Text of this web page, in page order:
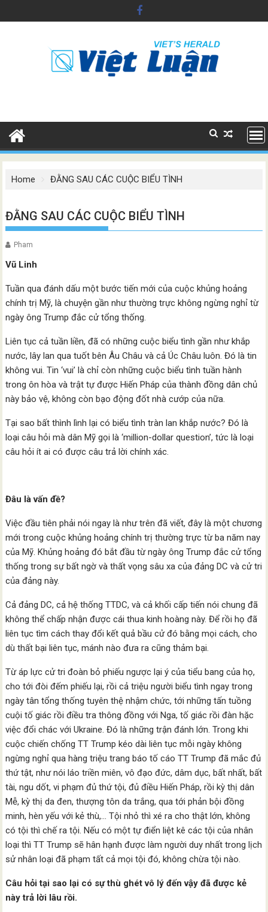
to
Home ĐẰNG SAU CÁC CUỘC BIỂU TÌNH
ĐẰNG SAU CÁC CUỘC BIỂU TÌNH
Pham
Vũ Linh
Tuần qua đánh dấu một bước tiến mới của cuộc khủng hoảng
chính trị Mỹ, là chuyện gần như thường trực không ngừng nghỉ từ
ngày ông Trump đắc cử tổng thống.
Liên tục cả tuần liền, đã có những cuộc biểu tình gần như khắp
nước, lây lan qua tuốt bên Âu Châu và cả Úc Châu luôn. Đó là tin
không vui. Tin ‘vui’ là chỉ còn những cuộc biểu tình tuần hành
trong ôn hòa và trật tự được Hiến Pháp của thành đồng dân chủ
này bảo vệ, không còn bạo động đốt nhà cướp của nữa.
Tại sao bất thình lình lại có biểu tình tràn lan khắp nước? Đó là
loại câu hỏi mà dân Mỹ gọi là ‘million-dollar question’, tức là loại
câu hỏi ít ai có được câu trả lời chính xác.
Đâu là vấn đề?
Việc đầu tiên phải nói ngay là như trên đã viết, đây là một chương
mới trong cuộc khủng hoảng chính trị thường trực từ ba năm nay
của Mỹ. Khủng hoảng đó bắt đầu từ ngày ông Trump đắc cử tổng
thống trong sự bất ngờ và thất vọng sâu xa của đảng DC và cử tri
của đảng này.
Cả đảng DC, cả hệ thống TTDC, và cả khối cấp tiến nói chung đã
không thể chấp nhận được cái thua kinh hoàng này. Để rồi họ đã
liên tục tìm cách thay đổi kết quả bầu cử đó bằng mọi cách, cho
dù thất bại liên tục, mánh nào đưa ra cũng thảm bại.
Từ áp lực cử tri đoàn bỏ phiếu ngược lại ý của tiểu bang của họ,
cho tới đòi đếm phiếu lại, rồi cả triệu người biểu tình ngay trong
ngày tân tổng thống tuyên thệ nhậm chức, tới những tấn tuồng
cuội tố giác rồi điều tra thông đồng với Nga, tố giác rồi đàn hặc
việc đổi chác với Ukraine. Đó là những trận đánh lớn. Trong khi
cuộc chiến chống TT Trump kéo dài liên tục mỗi ngày không
ngừng nghỉ qua hàng triệu trang báo tố cáo TT Trump đã mắc đủ
thứ tật, như nói láo triền miên, vô đạo đức, dâm dục, bất nhất, bất
tài, ngu dốt, vi phạm đủ thứ tội, đủ điều Hiến Pháp, rồi kỳ thị dân
Mễ, kỳ thị da đen, thượng tôn da trắng, qua tới phản bội đồng
minh, hèn yếu với kẻ thù,… Tội nhỏ thì xé ra cho thật lớn, không
có tội thì chế ra tội. Nếu có một tự điển liệt kê các tội của nhân
loại thì TT Trump sẽ hân hạnh được làm người duy nhất trong lịch
sử nhân loại đã phạm tất cả mọi tội đó, không chừa tội nào.
Câu hỏi tại sao lại có sự thù ghét vô lý đến vậy đã được kẻ
này trả lời lâu rồi.